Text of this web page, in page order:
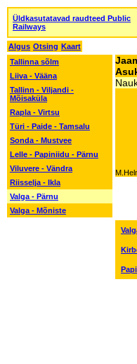
Üldkasutatavad raudteed Public
Railways
Algus Otsing Kaart
Tallinna sõlm
Liiva - Vääna
Tallinn - Viljandi -
Mõisaküla
Rapla - Virtsu
Türi - Paide - Tamsalu
Sonda - Mustvee
Lelle - Papiniidu - Pärnu
Viluvere - Vändra
Riisselja - Ikla
Valga - Pärnu
Valga - Mõniste